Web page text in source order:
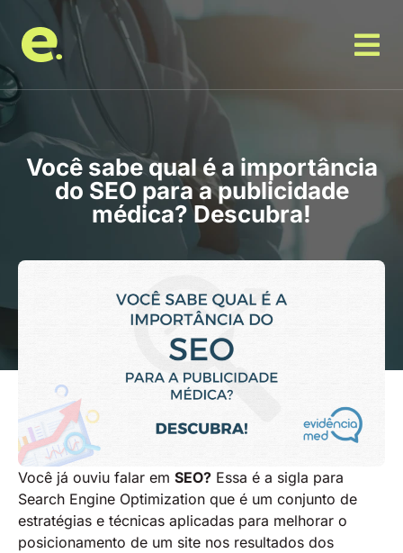
Você sabe qual é a importância
do SEO para a publicidade
médica? Descubra!
Você já ouviu falar em SEO? Essa é a sigla para
Search Engine Optimization que é um conjunto de
estratégias e técnicas aplicadas para melhorar o
posicionamento de um site nos resultados dos